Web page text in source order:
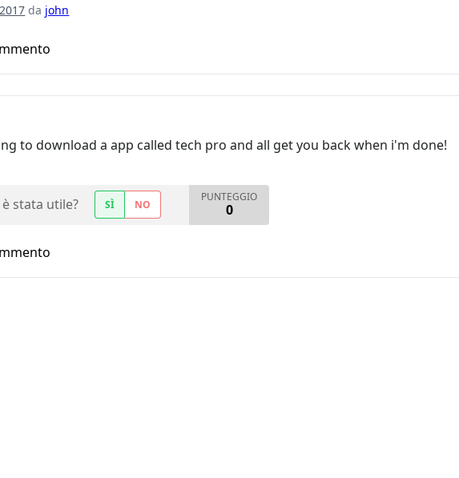
da john
to download a app called tech pro and all get you back when i'm done!
stata utile? SÌ NO
PUNTEGGIO
0